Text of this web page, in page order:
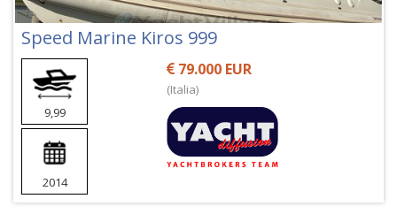
Speed Marine Kiros 999
9,99
2014
79.000 EUR
(Italia)